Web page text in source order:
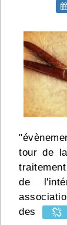
Infos
Abo
Nous
tour de
de
des